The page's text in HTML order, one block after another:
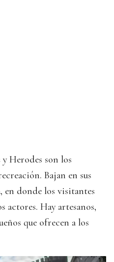
Herodes son los
Bajan en sus
en donde los visitantes
actores. Hay artesanos,
que ofrecen a los